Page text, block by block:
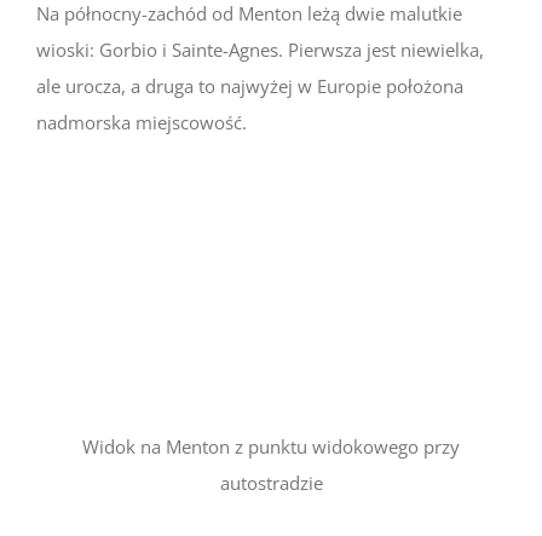
Na północny-zachód od Menton leżą dwie malutkie
wioski: Gorbio i Sainte-Agnes. Pierwsza jest niewielka,
ale urocza, a druga to najwyżej w Europie położona
nadmorska miejscowość.
Widok na Menton z punktu widokowego przy
autostradzie